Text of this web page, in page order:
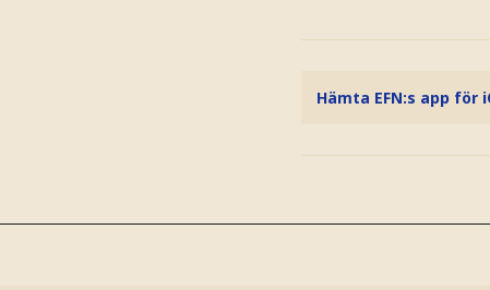
Hämta EFN:s app för